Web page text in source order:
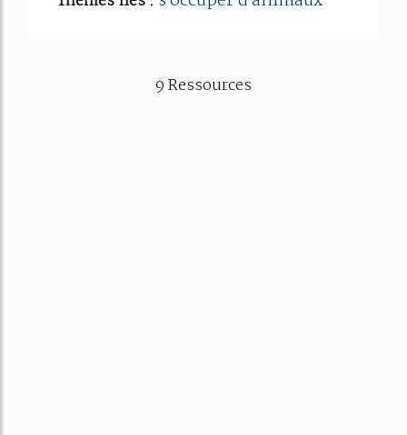
9 Ressources